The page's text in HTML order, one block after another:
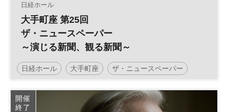
日経ホール
大手町座 第25回
ザ・ニュースペーパー
～演じる新聞、観る新聞～
日経ホール 大手町座 ザ・ニュースペーパー
舞台
土日祝開催
開催
終了